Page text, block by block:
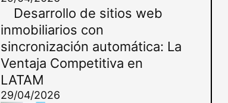
Desarrollo de sitios web
inmobiliarios con
sincronización automática: La
Ventaja Competitiva en
LATAM
29/04/2026